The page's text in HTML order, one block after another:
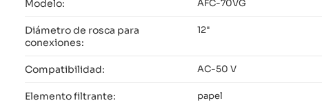
Modelo: AFC-70VG
Diámetro de rosca para
conexiones:
12"
Compatibilidad: AC-50 V
Elemento filtrante: papel